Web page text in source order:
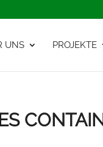
UNS PROJEKTE